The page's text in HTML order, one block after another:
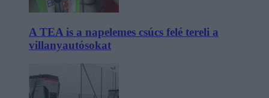
A TEA is a napelemes csúcs felé tereli a
villanyautósokat